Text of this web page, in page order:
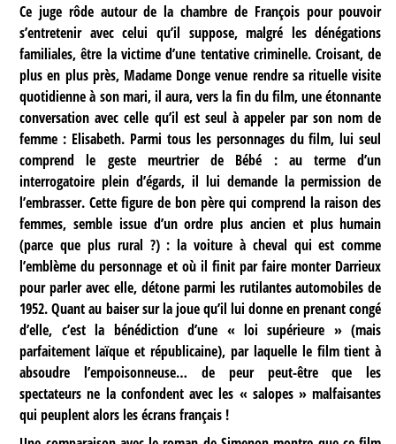
Ce juge rôde autour de la chambre de François pour pouvoir
s’entretenir avec celui qu’il suppose, malgré les dénégations
familiales, être la victime d’une tentative criminelle. Croisant, de
plus en plus près, Madame Donge venue rendre sa rituelle visite
quotidienne à son mari, il aura, vers la fin du film, une étonnante
conversation avec celle qu’il est seul à appeler par son nom de
femme : Elisabeth. Parmi tous les personnages du film, lui seul
comprend le geste meurtrier de Bébé : au terme d’un
interrogatoire plein d’égards, il lui demande la permission de
l’embrasser. Cette figure de bon père qui comprend la raison des
femmes, semble issue d’un ordre plus ancien et plus humain
(parce que plus rural ?) : la voiture à cheval qui est comme
l’emblème du personnage et où il finit par faire monter Darrieux
pour parler avec elle, détone parmi les rutilantes automobiles de
1952. Quant au baiser sur la joue qu’il lui donne en prenant congé
d’elle, c’est la bénédiction d’une « loi supérieure » (mais
parfaitement laïque et républicaine), par laquelle le film tient à
absoudre l’empoisonneuse… de peur peut-être que les
spectateurs ne la confondent avec les « salopes » malfaisantes
qui peuplent alors les écrans français !